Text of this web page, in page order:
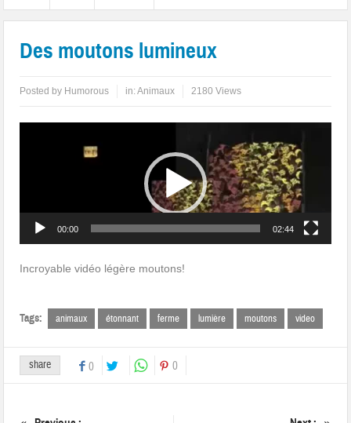
Des moutons lumineux
Posted by Humorous in:Animaux 2180 Views
00:00 02:44
Incroyable vidéo légère moutons!
Tags: animaux étonnant ferme lumière moutons video
share 0 0